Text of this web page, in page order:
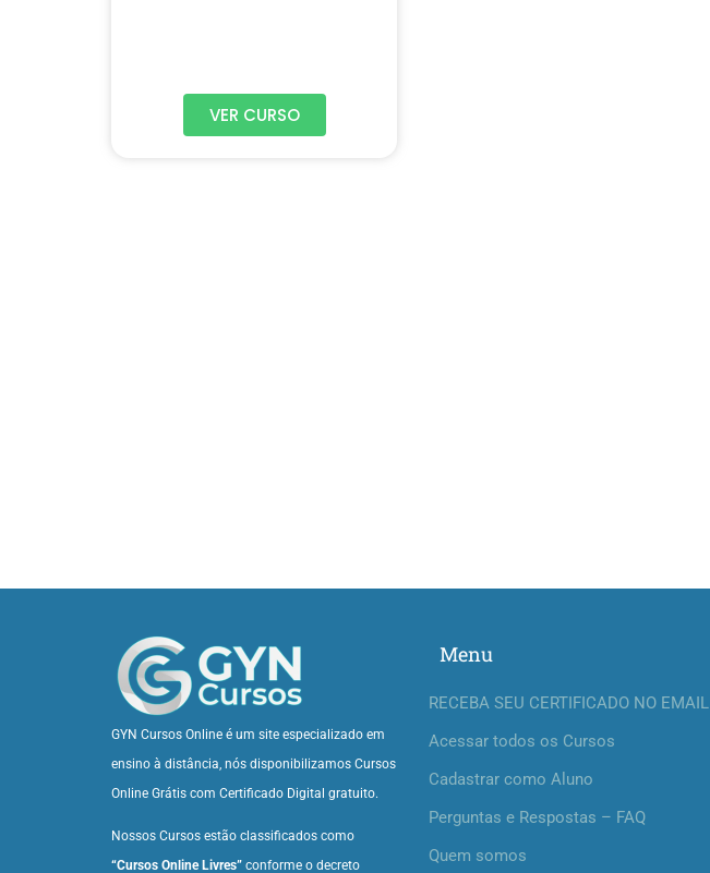
VER CURSO
GYN Cursos Online é um site especializado em
ensino à distância, nós disponibilizamos Cursos
Online Grátis com Certificado Digital gratuito.
Nossos Cursos estão classificados como
“Cursos Online Livres” conforme o decreto
Menu
RECEBA SEU CERTIFICADO NO EMAIL
Acessar todos os Cursos
Cadastrar como Aluno
Perguntas e Respostas – FAQ
Quem somos